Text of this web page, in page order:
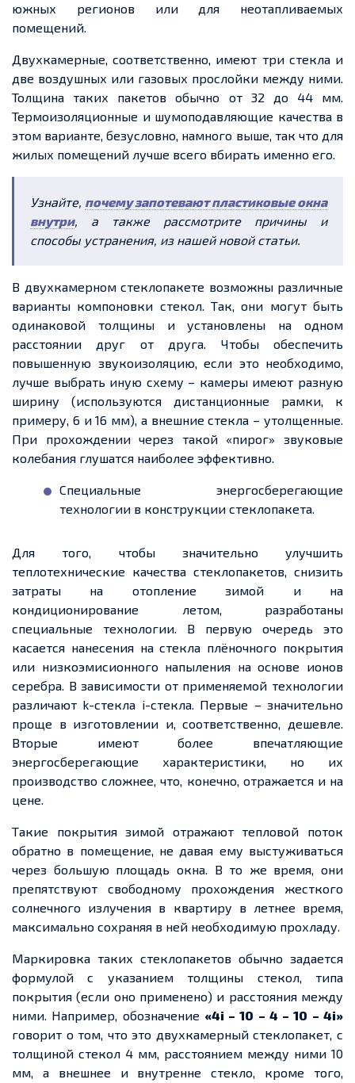
южных регионов или для неотапливаемых
помещений.
Двухкамерные, соответственно, имеют три стекла и
две воздушных или газовых прослойки между ними.
Толщина таких пакетов обычно от 32 до 44 мм.
Термоизоляционные и шумоподавляющие качества в
этом варианте, безусловно, намного выше, так что для
жилых помещений лучше всего вбирать именно его.
Узнайте, почему запотевают пластиковые окна
внутри, а также рассмотрите причины и
способы устранения, из нашей новой статьи.
В двухкамерном стеклопакете возможны различные
варианты компоновки стекол. Так, они могут быть
одинаковой толщины и установлены на одном
расстоянии друг от друга. Чтобы обеспечить
повышенную звукоизоляцию, если это необходимо,
лучше выбрать иную схему – камеры имеют разную
ширину (используются дистанционные рамки, к
примеру, 6 и 16 мм), а внешние стекла – утолщенные.
При прохождении через такой «пирог» звуковые
колебания глушатся наиболее эффективно.
Специальные энергосберегающие
технологии в конструкции стеклопакета.
Для того, чтобызначительно улучшить
теплотехнические качества стеклопакетов, снизить
затраты на отопление зимой и на
кондиционирование летом, разработаны
специальные технологии. В первую очередь это
касается нанесения на стекла плёночного покрытия
или низкоэмисионного напыления на основе ионов
серебра. В зависимости от применяемой технологии
различают k-стекла i-стекла. Первые – значительно
проще в изготовлении и, соответственно, дешевле.
Вторые имеют более впечатляющие
энергосберегающие характеристики, но их
производство сложнее, что, конечно, отражается и на
цене.
Такие покрытия зимой отражают тепловой поток
обратно в помещение, не давая ему выстуживаться
через большую площадь окна. В то же время, они
препятствуют свободному прохождения
жесткого
солнечного излучения в квартиру в летнее время,
максимально сохраняя в ней необходимую прохладу.
Маркировка таких стеклопакетов обычно задается
формулой с указанием толщины стекол,типа
покрытия (если оно применено) и расстояния между
ними. Например, обозначение «4i –10 – 4 – 10 – 4i»
говорит о том, что это двухкамерный стеклопакет, с
толщиной стекол 4 мм, расстоянием между ними 10
мм, а внешнее и внутренне стекло, кроме того,